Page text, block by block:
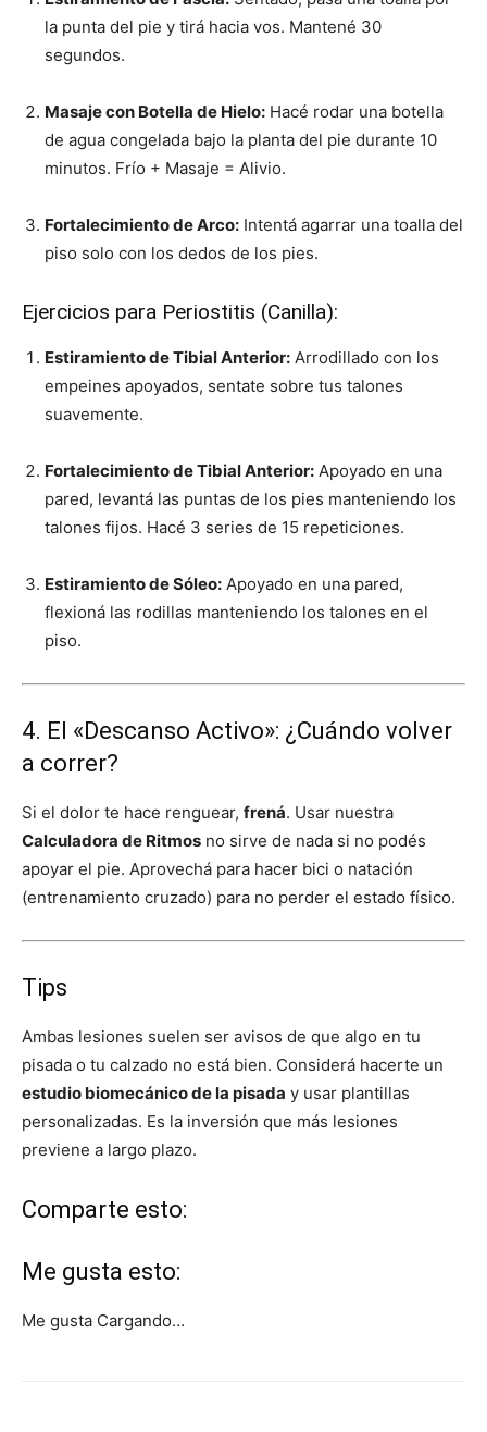
la punta del pie y tirá hacia vos. Mantené 30
segundos.
Masaje con Botella de Hielo: Hacé rodar una botella
de agua congelada bajo la planta del pie durante 10
minutos. Frío + Masaje = Alivio.
Fortalecimiento de Arco: Intentá agarrar una toalla del
piso solo con los dedos de los pies.
Ejercicios para Periostitis (Canilla):
Estiramiento de Tibial Anterior: Arrodillado con los
empeines apoyados, sentate sobre tus talones
suavemente.
Fortalecimiento de Tibial Anterior: Apoyado en una
pared, levantá las puntas de los pies manteniendo los
talones fijos. Hacé 3 series de 15 repeticiones.
Estiramiento de Sóleo: Apoyado en una pared,
flexioná las rodillas manteniendo los talones en el
piso.
4. El «Descanso Activo»: ¿Cuándo volver
a correr?
Si el dolor te hace renguear, frená. Usar nuestra
Calculadora de Ritmos no sirve de nada si no podés
apoyar el pie. Aprovechá para hacer bici o natación
(entrenamiento cruzado) para no perder el estado físico.
Tips
Ambas lesiones suelen ser avisos de que algo en tu
pisada o tu calzado no está bien. Considerá hacerte un
estudio biomecánico de la pisada y usar plantillas
personalizadas. Es la inversión que más lesiones
previene a largo plazo.
Comparte esto:
Me gusta esto:
Me gusta Cargando…